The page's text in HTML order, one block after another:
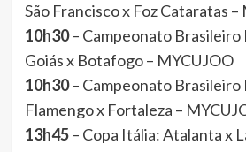
São Francisco x Foz Cataratas –
10h30– Campeonato Brasileiro
Goiás x Botafogo – MYCUJOO
10h30– Campeonato Brasileiro
Flamengo x Fortaleza –
13h45– Copa Itália: Atalanta x